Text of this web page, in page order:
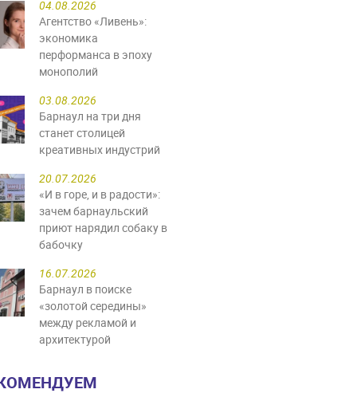
04.08.2026
Агентство «Ливень»:
экономика
перформанса в эпоху
монополий
03.08.2026
Барнаул на три дня
станет столицей
креативных индустрий
20.07.2026
«И в горе, и в радости»:
зачем барнаульский
приют нарядил собаку в
бабочку
16.07.2026
Барнаул в поиске
«золотой середины»
между рекламой и
архитектурой